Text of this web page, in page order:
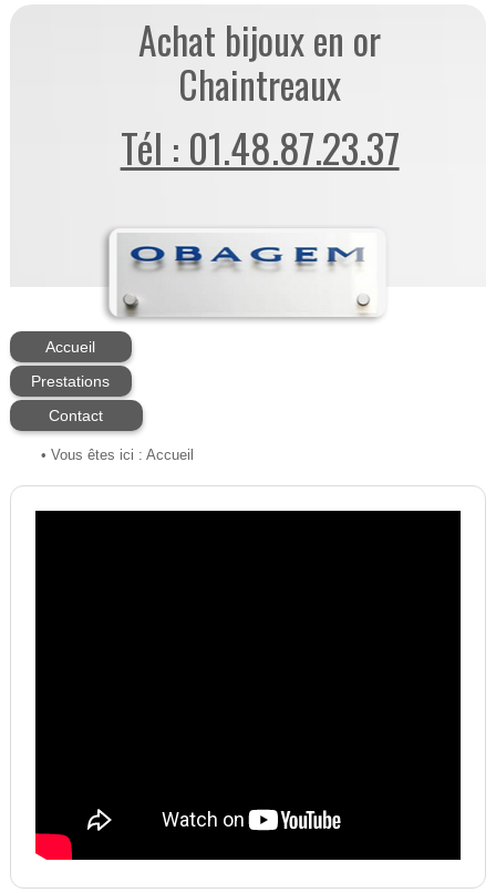
Achat bijoux en or
Chaintreaux
Tél : 01.48.87.23.37
Accueil
Prestations
Contact
• Vous êtes ici : Accueil